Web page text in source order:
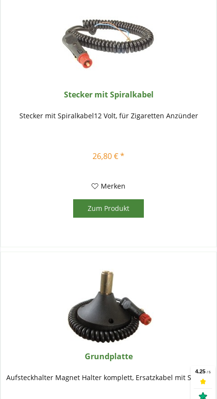
Stecker mit Spiralkabel
Stecker mit Spiralkabel12 Volt, für Zigaretten Anzünder
26,80 € *
Merken
Zum Produkt
Grundplatte
Aufsteckhalter Magnet Halter komplett, Ersatzkabel mit Stecker